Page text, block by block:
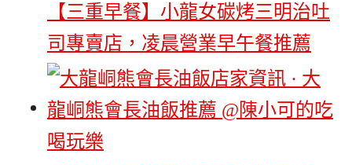
【三重早餐】小龍女碳烤三明治吐
司專賣店，凌晨營業早午餐推薦